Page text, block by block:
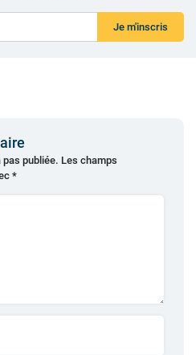
Je m'inscris
publiée. Les champs
*